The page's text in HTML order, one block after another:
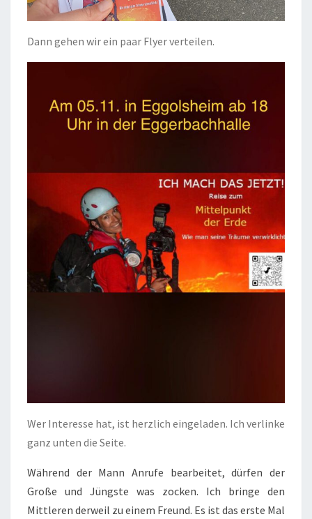
Dann gehen wir ein paar Flyer verteilen.
Wer Interesse hat, ist herzlich eingeladen. Ich verlinke
ganz unten die Seite.
Während der Mann Anrufe bearbeitet, dürfen der
Große und Jüngste was zocken. Ich bringe den
Mittleren derweil zu einem Freund. Es ist das erste Mal